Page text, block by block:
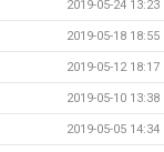
2019-05-24 13:23
2019-05-18 18:55
2019-05-12 18:17
2019-05-10 13:38
2019-05-05 14:34